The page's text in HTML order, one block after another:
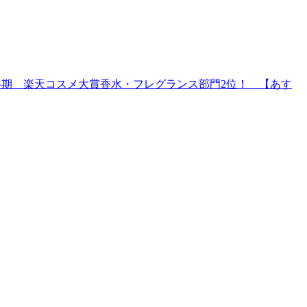
楽天コスメ大賞香水・フレグランス部門2位！ 【あす